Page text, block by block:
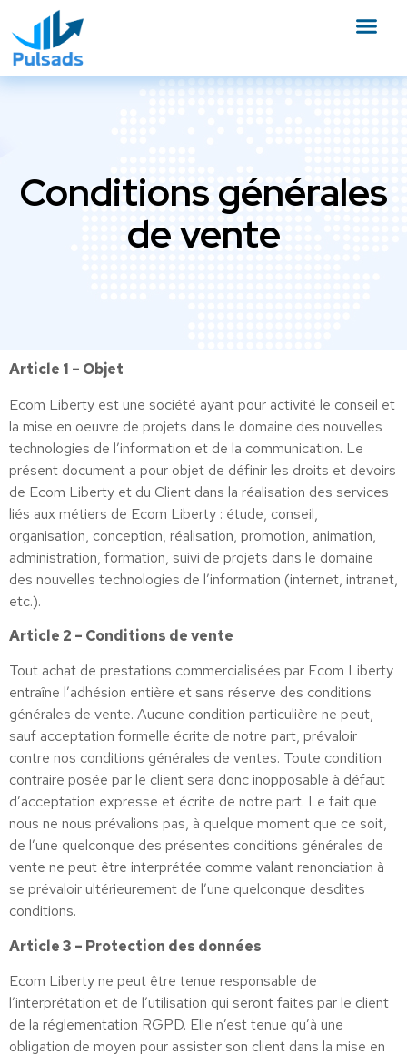
Conditions générales
de vente
Article 1 – Objet
Ecom Liberty est une société ayant pour activité le conseil et
la mise en oeuvre de projets dans le domaine des nouvelles
technologies de l’information et de la communication. Le
présent document a pour objet de définir les droits et devoirs
de Ecom Liberty et du Client dans la réalisation des services
liés aux métiers de Ecom Liberty : étude, conseil,
organisation, conception, réalisation, promotion, animation,
administration, formation, suivi de projets dans le domaine
des nouvelles technologies de l’information (internet, intranet,
etc.).
Article 2 – Conditions de vente
Tout achat de prestations commercialisées par Ecom Liberty
entraîne l’adhésion entière et sans réserve des conditions
générales de vente. Aucune condition particulière ne peut,
sauf acceptation formelle écrite de notre part, prévaloir
contre nos conditions générales de ventes. Toute condition
contraire posée par le client sera donc inopposable à défaut
d’acceptation expresse et écrite de notre part. Le fait que
nous ne nous prévalions pas, à quelque moment que ce soit,
de l’une quelconque des présentes conditions générales de
vente ne peut être interprétée comme valant renonciation à
se prévaloir ultérieurement de l’une quelconque desdites
conditions.
Article 3 – Protection des données
Ecom Liberty ne peut être tenue responsable de
l’interprétation et de l’utilisation qui seront faites par le client
de la réglementation RGPD. Elle n’est tenue qu’à une
obligation de moyen pour assister son client dans la mise en